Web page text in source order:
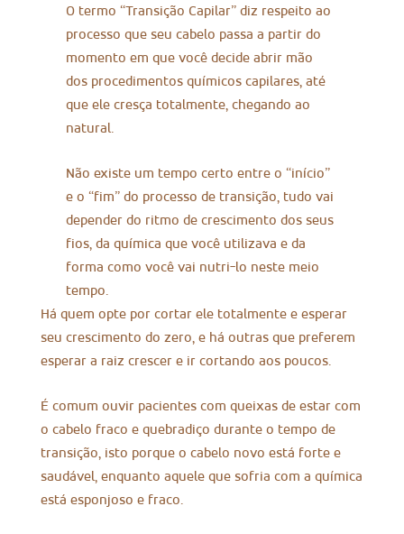
O termo “Transição Capilar” diz respeito ao
processo que seu cabelo passa a partir do
momento em que você decide abrir mão
dos procedimentos químicos capilares, até
que ele cresça totalmente, chegando ao
natural.
Não existe um tempo certo entre o “início”
e o “fim” do processo de transição, tudo vai
depender do ritmo de crescimento dos seus
fios, da química que você utilizava e da
forma como você vai nutri-lo neste meio
tempo.
Há quem opte por cortar ele totalmente e esperar
seu crescimento do zero, e há outras que preferem
esperar a raiz crescer e ir cortando aos poucos.
É comum ouvir pacientes com queixas de estar com
o cabelo fraco e quebradiço durante o tempo de
transição, isto porque o cabelo novo está forte e
saudável, enquanto aquele que sofria com a química
está esponjoso e fraco.